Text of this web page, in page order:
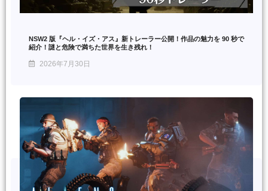
NSW2 版『ヘル・イズ・アス』新トレーラー公開！作品の魅力を 90 秒で
紹介！謎と危険で満ちた世界を生き残れ！
2026年7月30日